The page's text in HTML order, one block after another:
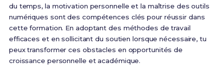
du temps, la motivation personnelle et la maîtrise des outils
numériques sont des compétences clés pour réussir dans
cette formation. En adoptant des méthodes de travail
efficaces et en sollicitant du soutien lorsque nécessaire, tu
peux transformer ces obstacles en opportunités de
croissance personnelle et académique.